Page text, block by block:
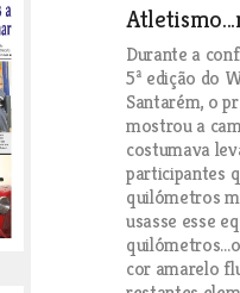
Durante a
5ª edição do
Santarém, o
mostrou a
costumava
participantes
quilómetros
usasse esse
cor amarelo